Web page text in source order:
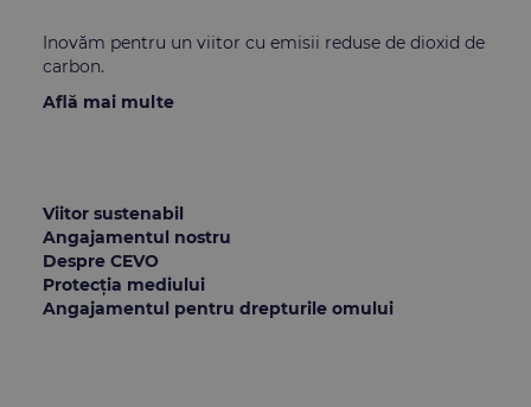
Inovăm pentru un viitor cu emisii reduse de dioxid de
carbon.
Află mai multe
Viitor sustenabil
Angajamentul nostru
Despre CEVO
Protecția mediului
Angajamentul pentru drepturile omului